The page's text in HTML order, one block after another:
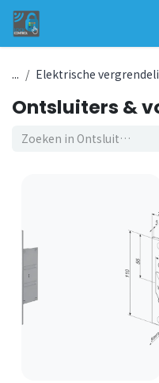
... Elektrische
Ontsluiters &